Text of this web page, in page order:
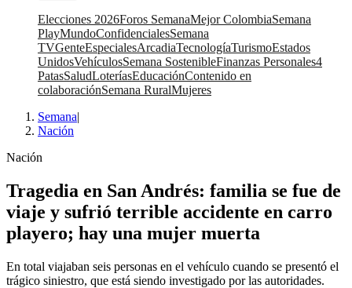
Elecciones 2026Foros SemanaMejor ColombiaSemana
PlayMundoConfidencialesSemana
TVGenteEspecialesArcadiaTecnologíaTurismoEstados
UnidosVehículosSemana SostenibleFinanzas Personales4
PatasSaludLoteríasEducaciónContenido en
colaboraciónSemana RuralMujeres
Semana|
Nación
Nación
Tragedia en San Andrés: familia se fue de
viaje y sufrió terrible accidente en carro
playero; hay una mujer muerta
En total viajaban seis personas en el vehículo cuando se presentó el
trágico siniestro, que está siendo investigado por las autoridades.